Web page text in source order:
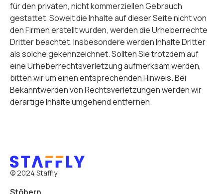
für den privaten, nicht kommerziellen Gebrauch
gestattet. Soweit die Inhalte auf dieser Seite nicht von
den Firmen erstellt wurden, werden die Urheberrechte
Dritter beachtet. Insbesondere werden Inhalte Dritter
als solche gekennzeichnet. Sollten Sie trotzdem auf
eine Urheberrechtsverletzung aufmerksam werden,
bitten wir um einen entsprechenden Hinweis. Bei
Bekanntwerden von Rechtsverletzungen werden wir
derartige Inhalte umgehend entfernen.
©2024 Staffly